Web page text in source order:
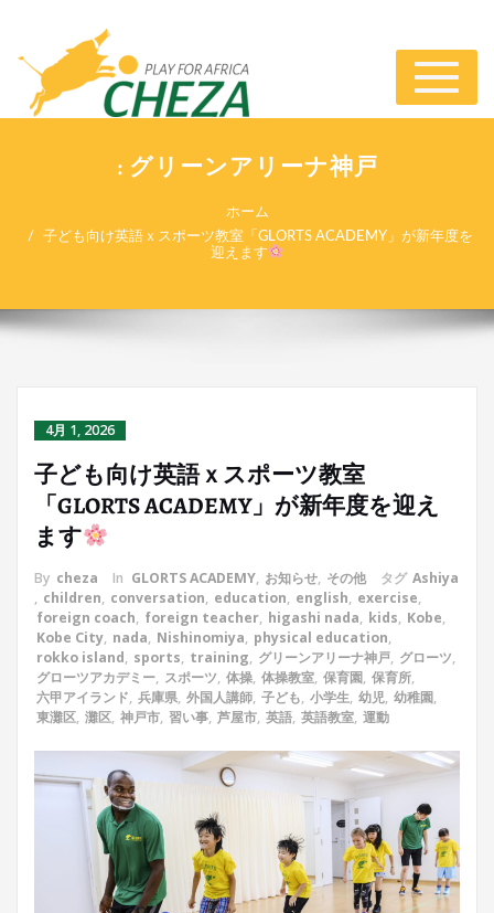
ナ
ビ
ゲ
切
え
: グリーンアリーナ神戸
ホーム
子ども向け英語ｘスポーツ教室「GLORTS ACADEMY」が新年度を
迎えます
4月 1, 2026
子ども向け英語ｘスポーツ教室
「GLORTS ACADEMY」が新年度を迎え
ます
By cheza In GLORTS ACADEMY, お知らせ, その他 タグ Ashiya
, children, conversation, education, english, exercise,
foreign coach, foreign teacher, higashi nada, kids, Kobe,
Kobe City, nada, Nishinomiya, physical education,
rokko island, sports, training, グリーンアリーナ神戸, グローツ,
グローツアカデミー, スポーツ, 体操, 体操教室, 保育園, 保育所,
六甲アイランド, 兵庫県, 外国人講師, 子ども, 小学生, 幼児, 幼稚園,
東灘区, 灘区, 神戸市, 習い事, 芦屋市, 英語, 英語教室, 運動